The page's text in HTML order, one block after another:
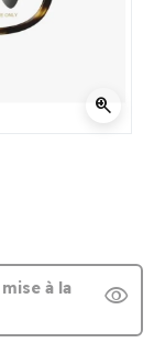
zoom_in
à la
visibility